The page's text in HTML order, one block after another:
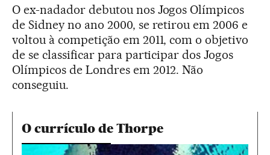
O ex-nadador debutou nos Jogos Olímpicos
de Sidney no ano 2000, se retirou em 2006 e
voltou à competição em 2011, com o objetivo
de se classificar para participar dos Jogos
Olímpicos de Londres em 2012. Não
conseguiu.
O currículo de Thorpe